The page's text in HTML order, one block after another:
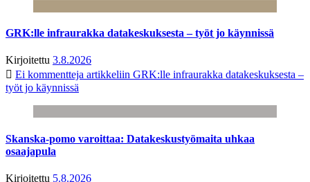
GRK:lle infraurakka datakeskuksesta – työt jo käynnissä
Kirjoitettu 3.8.2026
Ei kommentteja artikkeliin GRK:lle infraurakka datakeskuksesta –
työt jo käynnissä
Skanska-pomo varoittaa: Datakeskustyömaita uhkaa
osaajapula
Kirjoitettu 5.8.2026